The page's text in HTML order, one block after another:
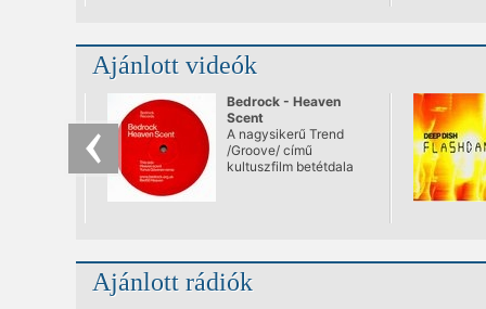
Ajánlott videók
Bedrock - Heaven
Scent
A nagysikerű Trend
/Groove/ című
kultuszfilm betétdala
Ajánlott rádiók